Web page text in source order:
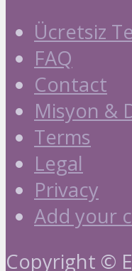
Ücretsiz
FAQ
Contact
Misyon &
Terms
Legal
Privacy
Add your
Copyright ©